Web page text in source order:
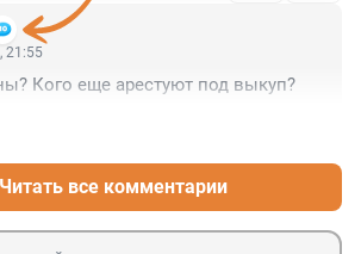
21:55
Кого еще арестуют под выкуп?
Читать все комментарии